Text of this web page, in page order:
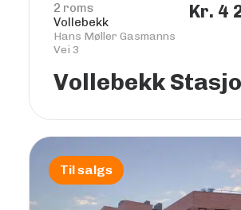
2 roms
Vollebekk
Hans Møller Gasmanns
Vei 3
Kr. 4
Vollebekk
Til salgs